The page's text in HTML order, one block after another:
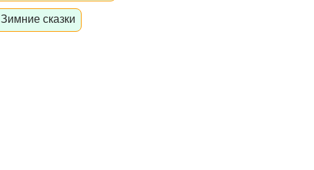
Зимние сказки